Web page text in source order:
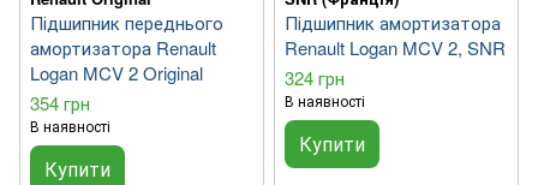
Підшипник переднього
амортизатора Renault
Logan MCV 2 Original
354 грн
В наявності
Купити
Підшипник амортизатора
Renault Logan MCV 2, SNR
324 грн
В наявності
Купити